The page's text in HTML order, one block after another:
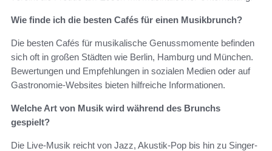
Wie finde ich die besten Cafés für einen Musikbrunch?
Die besten Cafés für musikalische Genussmomente befinden
sich oft in großen Städten wie Berlin, Hamburg und München.
Bewertungen und Empfehlungen in sozialen Medien oder auf
Gastronomie-Websites bieten hilfreiche Informationen.
Welche Art von Musik wird während des Brunchs
gespielt?
Die Live-Musik reicht von Jazz, Akustik-Pop bis hin zu Singer-